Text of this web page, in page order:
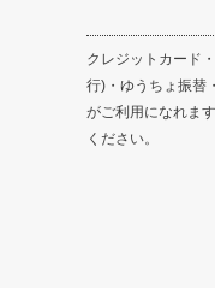
クレジットカード
行)・ゆうちょ振替
がご利用になれま
ください。